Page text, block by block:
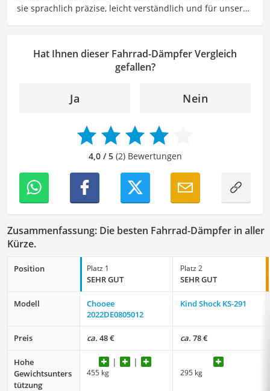
sie sprachlich präzise, leicht verständlich und für unsere
beschäftige ich mich gerne mit verschiedenen Hobbys
und Freizeitaktivitäten. Dieses Interesse spiegelt sich in
Reiseempfehlungen, Hobbytipps und Anregungen für die
Der Fahrrad-Dämpfer-Vergleich ist aus unserer Sicht
besonders empfehlenswert für
Fahrradfahrer
Hat Ihnen dieser Fahrrad-Dämpfer Vergleich
gefallen?
Ja Nein
4,0 / 5(2) Bewertungen
Zusammenfassung: Die besten Fahrrad-Dämpfer in aller
Kürze.
Position Platz 1
SEHR GUT
Platz 2
SEHR GUT
Modell
Chooee
2022DE0805012
Kind Shock KS-291
Preis ca. 48 € ca. 78 €
Hohe
Gewichtsunters
tützung
455 kg 295 kg